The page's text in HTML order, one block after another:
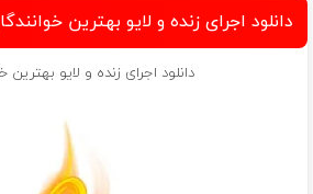
دانلود اجرای زنده و لایو بهترین
دانلود اجرای زنده و لایو بهترین